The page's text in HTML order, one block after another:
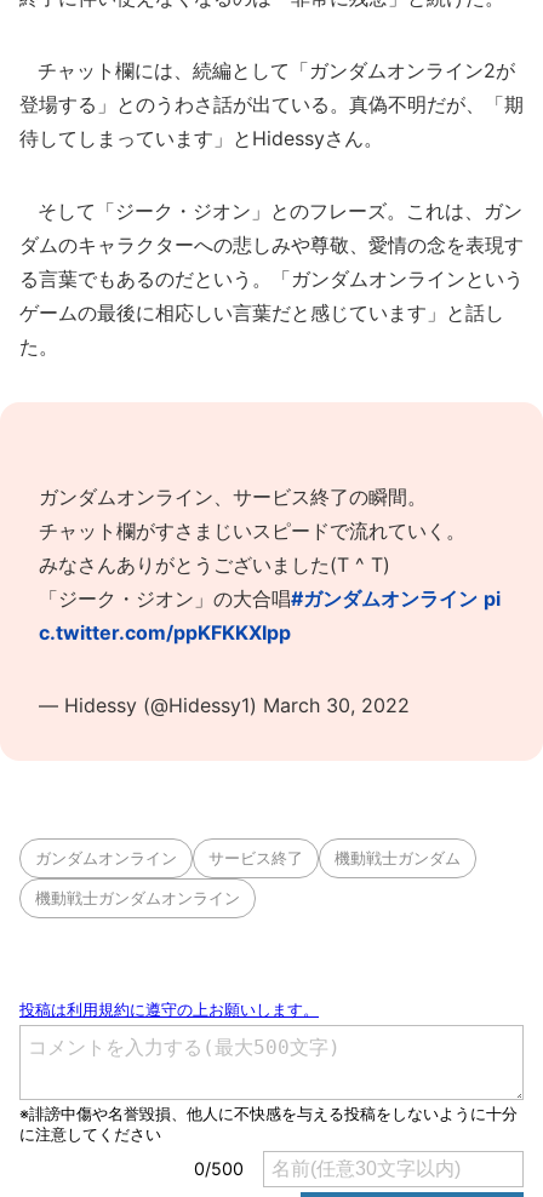
チャット欄には、続編として「ガンダムオンライン2が
登場する」とのうわさ話が出ている。真偽不明だが、「期
待してしまっています」とHidessyさん。
そして「ジーク・ジオン」とのフレーズ。これは、ガン
ダムのキャラクターへの悲しみや尊敬、愛情の念を表現す
る言葉でもあるのだという。「ガンダムオンラインという
ゲームの最後に相応しい言葉だと感じています」と話し
た。
ガンダムオンライン、サービス終了の瞬間。
チャット欄がすさまじいスピードで流れていく。
みなさんありがとうございました(T ^ T)
「ジーク・ジオン」の大合唱#ガンダムオンライン pi
c.twitter.com/ppKFKKXIpp
— Hidessy (@Hidessy1) March 30, 2022
ガンダムオンライン サービス終了 機動戦士ガンダム
機動戦士ガンダムオンライン